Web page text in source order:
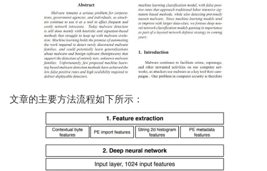
文章的主要方法流程如下所示：